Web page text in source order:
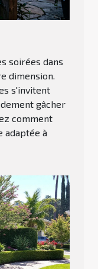
soirées dans
dimension.
s'invitent
gâcher
comment
adaptée à